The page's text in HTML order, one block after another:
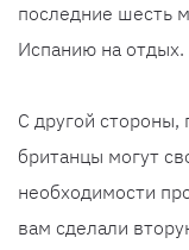
последние шесть
Испанию на отдых.
С другой
британцы могут
необходимости
вам сделали